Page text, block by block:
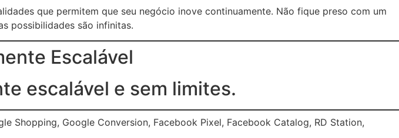
que permitem que seu negócio inove continuamente. Não fique preso com um
possibilidades são infinitas.
Escalável
escalável e sem limites.
Shopping, Google Conversion, Facebook Pixel, Facebook Catalog, RD Station,